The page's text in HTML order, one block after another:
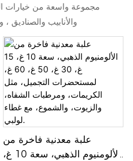
مجموعة واسعة من خيارات
والأنابيب والصناديق
علبة معدنية فاخرة من
الألومنيوم الذهبي، سعة 10 غ،